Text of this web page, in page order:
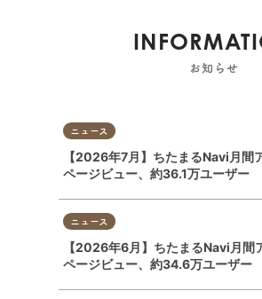
お知らせ
ニュース
【2026年7月】ちたまるNavi月間
ページビュー、約36.1万ユーザー
ニュース
【2026年6月】ちたまるNavi月間
ページビュー、約34.6万ユーザー